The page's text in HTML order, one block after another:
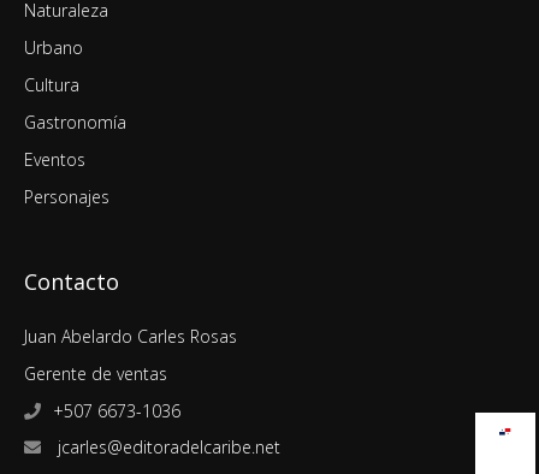
Naturaleza
Urbano
Cultura
Gastronomía
Eventos
Personajes
Contacto
Juan Abelardo Carles Rosas
Gerente de ventas
+507 6673-1036
jcarles@editoradelcaribe.net